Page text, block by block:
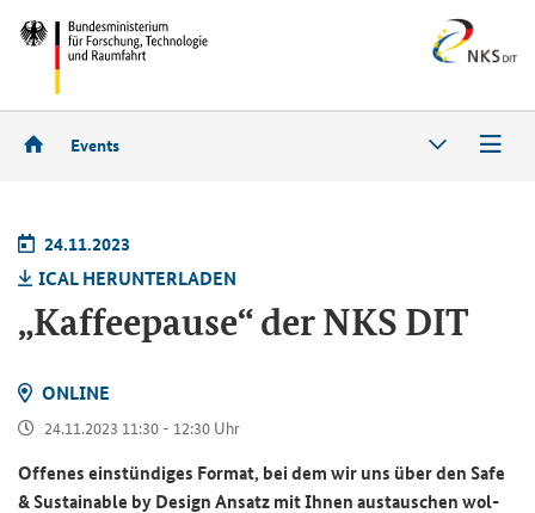
Events
24.11.2023
ICAL HER­UN­TER­LA­DEN
„Kaf­fee­pau­se“ der NKS DIT
ON­LINE
24.11.2023 11:30 - 12:30 Uhr
Of­fe­nes ein­stün­di­ges For­mat, bei dem wir uns über denSafe
& Sustainable by DesignAn­satz mit Ihnen aus­tau­schen wol­